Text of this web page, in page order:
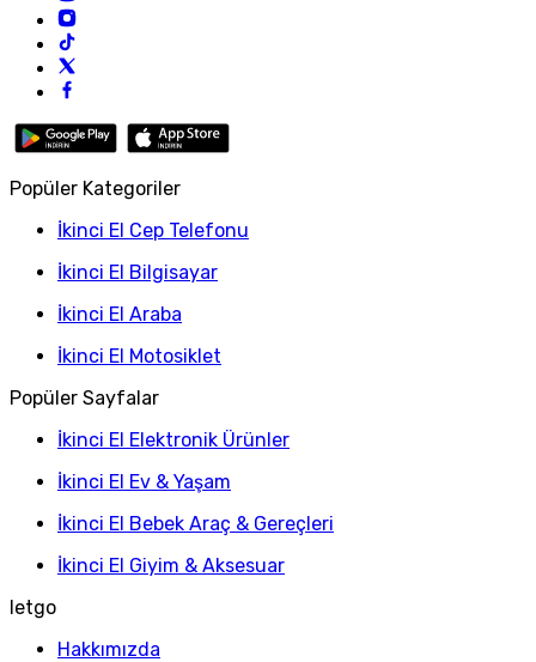
Popüler Kategoriler
İkinci El Cep Telefonu
İkinci El Bilgisayar
İkinci El Araba
İkinci El Motosiklet
Popüler Sayfalar
İkinci El Elektronik Ürünler
İkinci El Ev & Yaşam
İkinci El Bebek Araç & Gereçleri
İkinci El Giyim & Aksesuar
letgo
Hakkımızda